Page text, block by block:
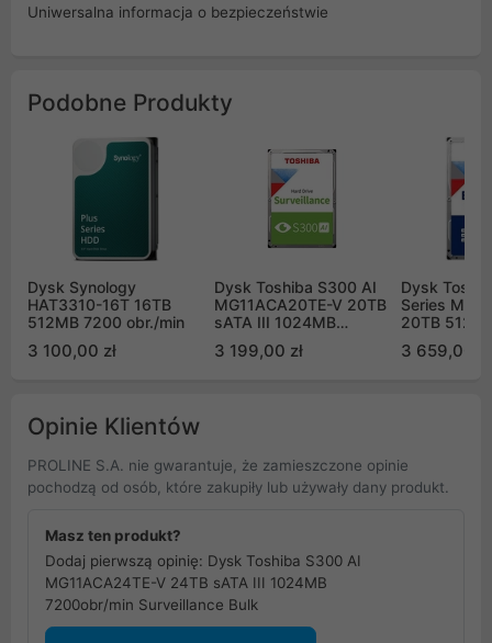
Uniwersalna informacja o bezpieczeństwie
Podobne Produkty
Dysk Synology
HAT3310-16T 16TB
512MB 7200 obr./min
3 100,00 zł
Dysk Toshiba S300 AI
MG11ACA20TE-V 20TB
sATA III 1024MB
Surveillance Bulk
3 199,00 zł
Dysk
Series
20TB 512e
Bulk
3 659,00 zł
Opinie Klientów
PROLINE S.A. nie gwarantuje, że zamieszczone opinie
pochodzą od osób, które zakupiły lub używały dany produkt.
Masz ten produkt?
Dodaj pierwszą opinię: Dysk Toshiba S300 AI
MG11ACA24TE-V 24TB sATA III 1024MB
7200obr/min Surveillance Bulk